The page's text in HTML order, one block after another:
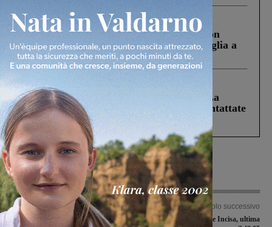
Cronaca 3 Agosto 2026
Scomparso da una struttura di Castiglion
Fiorentino l’uomo che aveva ucciso la figlia a
Levane nel 2020
Cronaca 5 Agosto 2026
Continuano le ricerche di Miah Billal. La
Prefettura: “In caso di avvistamento contattate
il 112”
Articolo precedente
La Castelnuovese si arrende di
Articolo successivo
Elezioni Figline e Incisa, ultima